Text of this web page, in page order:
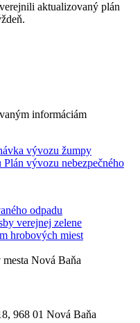
aktualizovaný plán
informáciám
vývozu žumpy
Plán vývozu nebezpečného
odpadu
verejnej zelene
hrobových miest
968 01 Nová Baňa